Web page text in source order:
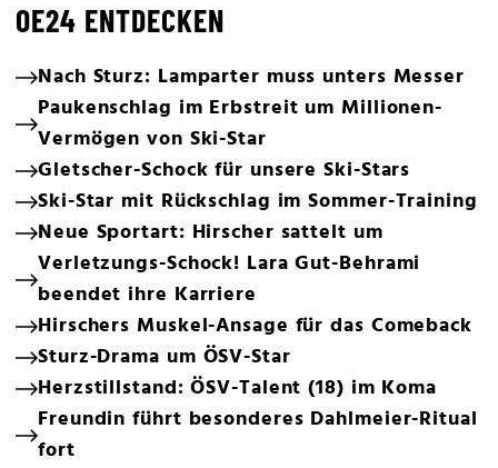
OE24 ENTDECKEN
Nach Sturz: Lamparter muss unters Messer
Paukenschlag im Erbstreit um Millionen-
Vermögen von Ski-Star
Gletscher-Schock für unsere Ski-Stars
Ski-Star mit Rückschlag im Sommer-Training
Neue Sportart: Hirscher sattelt um
Verletzungs-Schock! Lara Gut-Behrami
beendet ihre Karriere
Hirschers Muskel-Ansage für das Comeback
Sturz-Drama um ÖSV-Star
Herzstillstand: ÖSV-Talent (18) im Koma
Freundin führt besonderes Dahlmeier-Ritual
fort